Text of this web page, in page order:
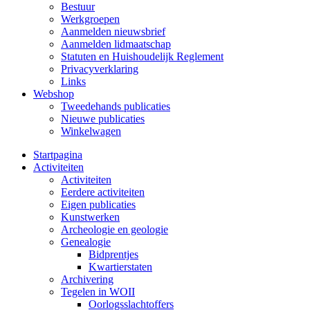
Bestuur
Werkgroepen
Aanmelden nieuwsbrief
Aanmelden lidmaatschap
Statuten en Huishoudelijk Reglement
Privacyverklaring
Links
Webshop
Tweedehands publicaties
Nieuwe publicaties
Winkelwagen
Startpagina
Activiteiten
Activiteiten
Eerdere activiteiten
Eigen publicaties
Kunstwerken
Archeologie en geologie
Genealogie
Bidprentjes
Kwartierstaten
Archivering
Tegelen in WOII
Oorlogsslachtoffers